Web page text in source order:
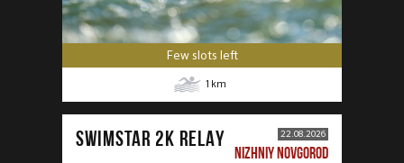
Few slots left
1 km
SWIMSTAR 2K RELAY 22.08.2026
NIZHNIY NOVGOROD